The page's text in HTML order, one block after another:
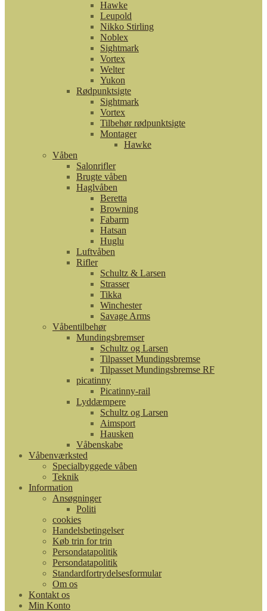
Hawke
Leupold
Nikko Stirling
Noblex
Sightmark
Vortex
Welter
Yukon
Rødpunktsigte
Sightmark
Vortex
Tilbehør rødpunktsigte
Montager
Hawke
Våben
Salonrifler
Brugte våben
Haglvåben
Beretta
Browning
Fabarm
Hatsan
Huglu
Luftvåben
Rifler
Schultz & Larsen
Strasser
Tikka
Winchester
Savage Arms
Våbentilbehør
Mundingsbremser
Schultz og Larsen
Tilpasset Mundingsbremse
Tilpasset Mundingsbremse RF
picatinny
Picatinny-rail
Lyddæmpere
Schultz og Larsen
Aimsport
Hausken
Våbenskabe
Våbenværksted
Specialbyggede våben
Teknik
Information
Ansøgninger
Politi
cookies
Handelsbetingelser
Køb trin for trin
Persondatapolitik
Persondatapolitik
Standardfortrydelsesformular
Om os
Kontakt os
Min Konto